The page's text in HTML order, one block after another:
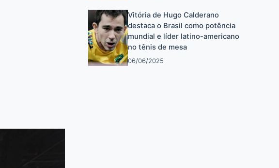
Vitória de Hugo Calderano
destaca o Brasil como potência
mundial e líder latino-americano
no tênis de mesa
06/06/2025